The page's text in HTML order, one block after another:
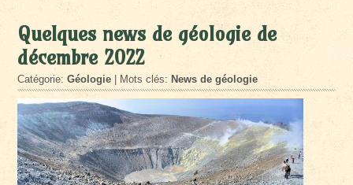
Quelques news de géologie de
décembre 2022
Catégorie:Géologie | Mots clés: News de géologie